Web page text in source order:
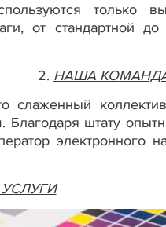
только
от стандартной до
2. НАША
слаженный
штату
электронного